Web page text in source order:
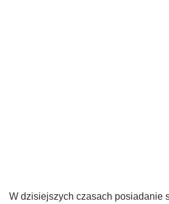
W dzisiejszych czasach posiadanie